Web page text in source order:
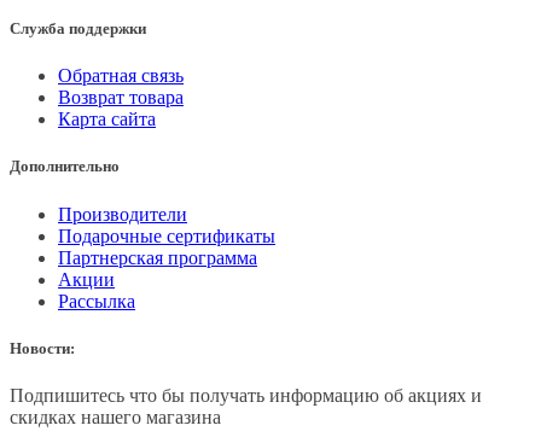
Служба поддержки
Обратная связь
Возврат товара
Карта сайта
Дополнительно
Производители
Подарочные сертификаты
Партнерская программа
Акции
Рассылка
Новости:
Подпишитесь что бы получать информацию об акциях и
скидках нашего магазина